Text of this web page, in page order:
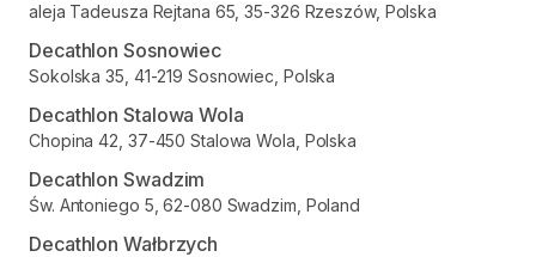
aleja Tadeusza Rejtana 65, 35-326 Rzeszów, Polska
Decathlon Sosnowiec
Sokolska 35, 41-219 Sosnowiec, Polska
Decathlon Stalowa Wola
Chopina 42, 37-450 Stalowa Wola, Polska
Decathlon Swadzim
Św. Antoniego 5, 62-080 Swadzim, Poland
Decathlon Wałbrzych